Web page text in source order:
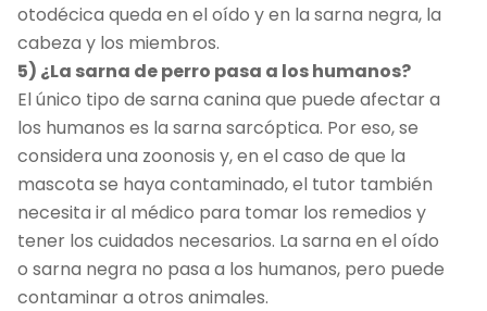
otodécica queda en el oído y en la sarna negra, la
cabeza y los miembros.
5) ¿La sarna de perro pasa a los humanos?
El único tipo de sarna canina que puede afectar a
los humanos es la sarna sarcóptica. Por eso, se
considera una zoonosis y, en el caso de que la
mascota se haya contaminado, el tutor también
necesita ir al médico para tomar los remedios y
tener los cuidados necesarios. La sarna en el oído
o sarna negra no pasa a los humanos, pero puede
contaminar a otros animales.